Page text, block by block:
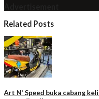
Related Posts
Art N’ Speed buka cabang